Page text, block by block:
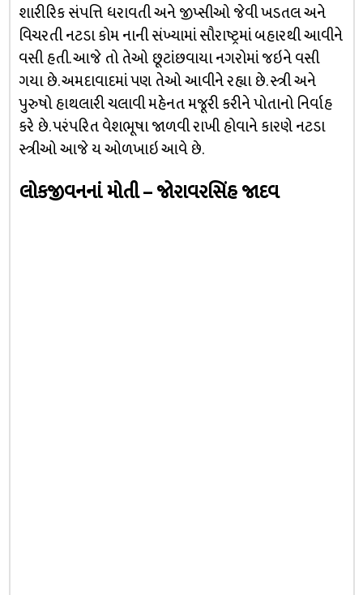
શારીરિક સંપત્તિ ધરાવતી અને જીપ્સીઓ જેવી ખડતલ અને
વિચરતી નટડા કોમ નાની સંખ્યામાં સૌરાષ્ટ્રમાં બહારથી આવીને
વસી હતી. આજે તો તેઓ છૂટાંછવાયા નગરોમાં જઇને વસી
ગયા છે. અમદાવાદમાં પણ તેઓ આવીને રહ્યા છે. સ્ત્રી અને
પુરુષો હાથલારી ચલાવી મહેનત મજૂરી કરીને પોતાનો નિર્વાહ
કરે છે. પરંપરિત વેશભૂષા જાળવી રાખી હોવાને કારણે નટડા
સ્ત્રીઓ આજે ય ઓળખાઇ આવે છે.
લોકજીવનનાં મોતી – જોરાવરસિંહ જાદવ